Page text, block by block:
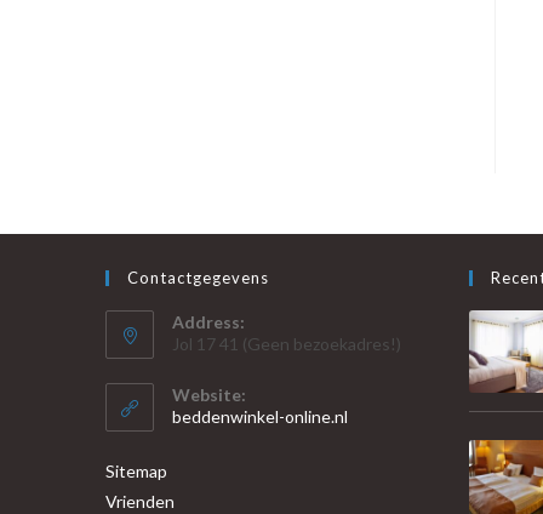
Contactgegevens
Address:
Jol 17 41 (Geen bezoekadres!)
Website:
beddenwinkel-online.nl
Sitemap
Vrienden